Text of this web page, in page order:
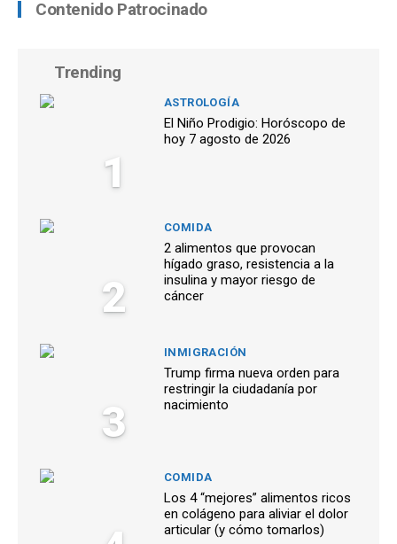
Contenido Patrocinado
Trending
1
ASTROLOGÍA
El Niño Prodigio: Horóscopo de
hoy 7 agosto de 2026
2
COMIDA
2 alimentos que provocan
hígado graso, resistencia a la
insulina y mayor riesgo de
cáncer
3
INMIGRACIÓN
Trump firma nueva orden para
restringir la ciudadanía por
nacimiento
COMIDA
Los 4 “mejores” alimentos ricos
en colágeno para aliviar el dolor
articular (y cómo tomarlos)